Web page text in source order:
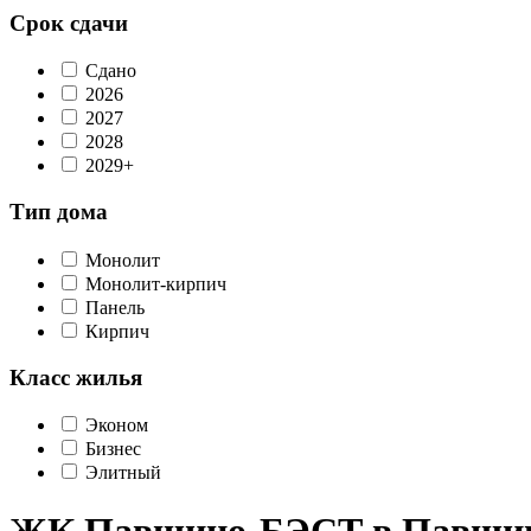
Срок сдачи
Сдано
2026
2027
2028
2029+
Тип дома
Монолит
Монолит-кирпич
Панель
Кирпич
Класс жилья
Эконом
Бизнес
Элитный